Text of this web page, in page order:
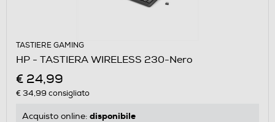
TASTIERE GAMING
HP - TASTIERA WIRELESS 230-Nero
€ 24,99
€ 34,99 consigliato
Acquisto online: disponibile